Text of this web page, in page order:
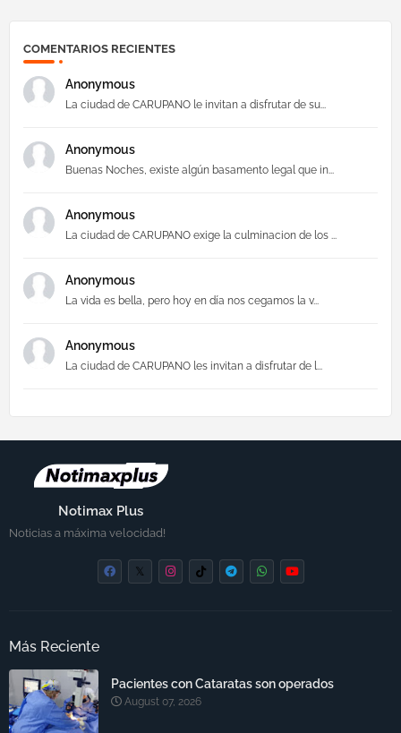
COMENTARIOS RECIENTES
Anonymous
La ciudad de CARUPANO le invitan a disfrutar de su...
Anonymous
Buenas Noches, existe algún basamento legal que in...
Anonymous
La ciudad de CARUPANO exige la culminacion de los ...
Anonymous
La vida es bella, pero hoy en día nos cegamos la v...
Anonymous
La ciudad de CARUPANO les invitan a disfrutar de l...
Notimax Plus
Noticias a máxima velocidad!
Más Reciente
Pacientes con Cataratas son operados
August 07, 2026